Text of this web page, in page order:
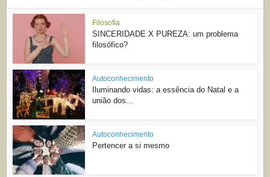
Filosofia
SINCERIDADE X PUREZA: um problema
filosófico?
Autoconhecimento
Iluminando vidas: a essência do Natal e a
união dos...
Autoconhecimento
Pertencer a si mesmo